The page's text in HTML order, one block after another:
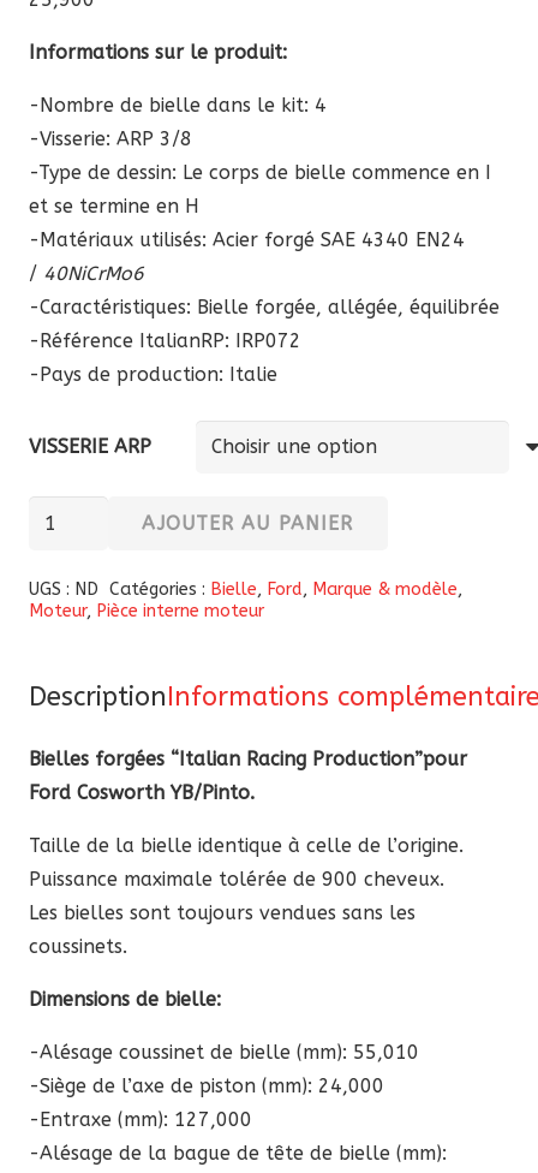
Informations sur le produit:
-Nombre de bielle dans le kit: 4
-Visserie: ARP 3/8
-Type de dessin: Le corps de bielle commence en I
et se termine en H
-Matériaux utilisés: Acier forgé SAE 4340 EN24
/ 40NiCrMo6
-Caractéristiques: Bielle forgée, allégée, équilibrée
-Référence ItalianRP: IRP072
-Pays de production: Italie
VISSERIE ARP
quantité
Bielles
forgées
Cosworth
YB/Pinto
AJOUTER AU PANIER
UGS : ND Catégories : Bielle, Ford, Marque & modèle,
Moteur, Pièce interne moteur
DescriptionInformations
Bielles forgées “Italian Racing Production”pour
Ford Cosworth YB/Pinto.
Taille de la bielle identique à celle de l’origine.
Puissance maximale tolérée de 900 cheveux.
Les bielles sont toujours vendues sans les
coussinets.
Dimensions de bielle:
-Alésage coussinet de bielle (mm): 55,010
-Siège de l’axe de piston (mm): 24,000
-Entraxe (mm): 127,000
-Alésage de la bague de tête de bielle (mm):